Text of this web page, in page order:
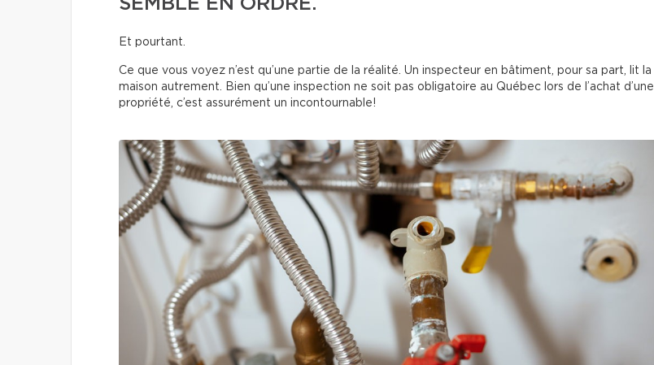
SEMBLE EN ORDRE.
Et pourtant.
Ce que vous voyez n’est qu’une partie de la réalité. Un inspecteur en bâtiment, pour sa part, lit la
maison autrement. Bien qu’une inspection ne soit pas obligatoire au Québec lors de l’achat d’une
propriété, c’est assurément un incontournable!